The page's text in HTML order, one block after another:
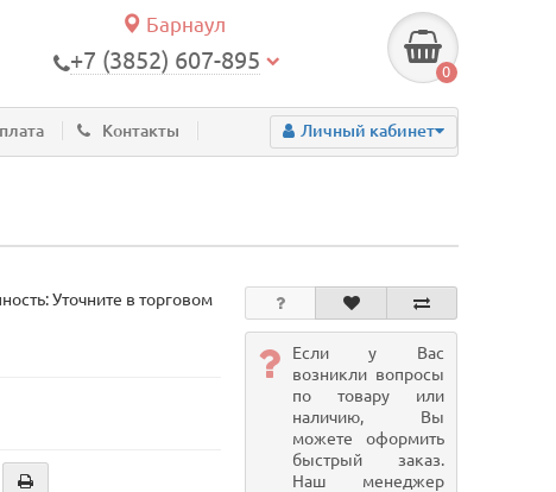
Барнаул
+7 (3852) 607-895 0
Контакты Личный кабинет
Уточните в торговом
Если у Вас
возникли вопросы
по товару или
наличию, Вы
можете оформить
быстрый заказ.
Наш менеджер